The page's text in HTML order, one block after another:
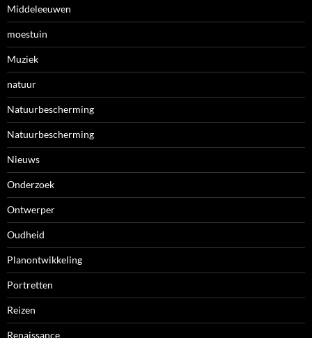
Middeleeuwen
moestuin
Muziek
natuur
Natuurbescherming
Natuurbescherming
Nieuws
Onderzoek
Ontwerper
Oudheid
Planontwikkeling
Portretten
Reizen
Renaissance